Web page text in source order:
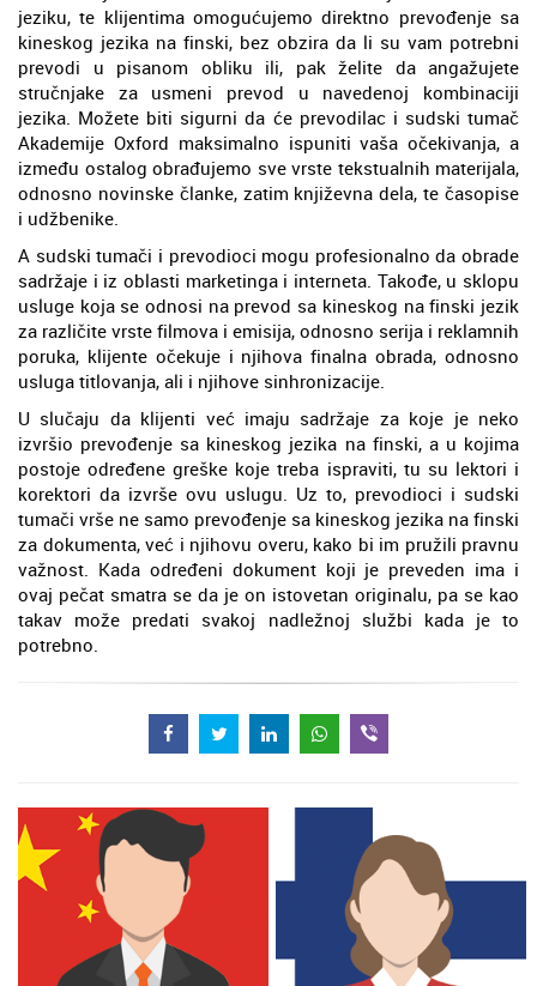
jeziku, te klijentima omogućujemo direktno prevođenje sa
kineskog jezika na finski, bez obzira da li su vam potrebni
prevodi u pisanom obliku ili, pak želite da angažujete
stručnjake za usmeni prevod u navedenoj kombinaciji
jezika. Možete biti sigurni da će prevodilac i sudski tumač
Akademije Oxford maksimalno ispuniti vaša očekivanja, a
između ostalog obrađujemo sve vrste tekstualnih materijala,
odnosno novinske članke, zatim književna dela, te časopise
i udžbenike.
A sudski tumači i prevodioci mogu profesionalno da obrade
sadržaje i iz oblasti marketinga i interneta. Takođe, u sklopu
usluge koja se odnosi na prevod sa kineskog na finski jezik
za različite vrste filmova i emisija, odnosno serija i reklamnih
poruka, klijente očekuje i njihova finalna obrada, odnosno
usluga titlovanja, ali i njihove sinhronizacije.
U slučaju da klijenti već imaju sadržaje za koje je neko
izvršio prevođenje sa kineskog jezika na finski, a u kojima
postoje određene greške koje treba ispraviti, tu su lektori i
korektori da izvrše ovu uslugu. Uz to, prevodioci i sudski
tumači vrše ne samo prevođenje sa kineskog jezika na finski
za dokumenta, već i njihovu overu, kako bi im pružili pravnu
važnost. Kada određeni dokument koji je preveden ima i
ovaj pečat smatra se da je on istovetan originalu, pa se kao
takav može predati svakoj nadležnoj službi kada je to
potrebno.